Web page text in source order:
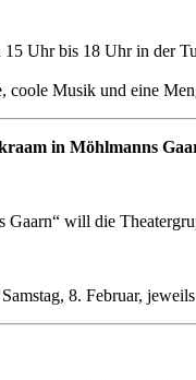
Uhr bis 18 Uhr in der
Musik und eine
in Möhlmanns
will die
8. Februar,